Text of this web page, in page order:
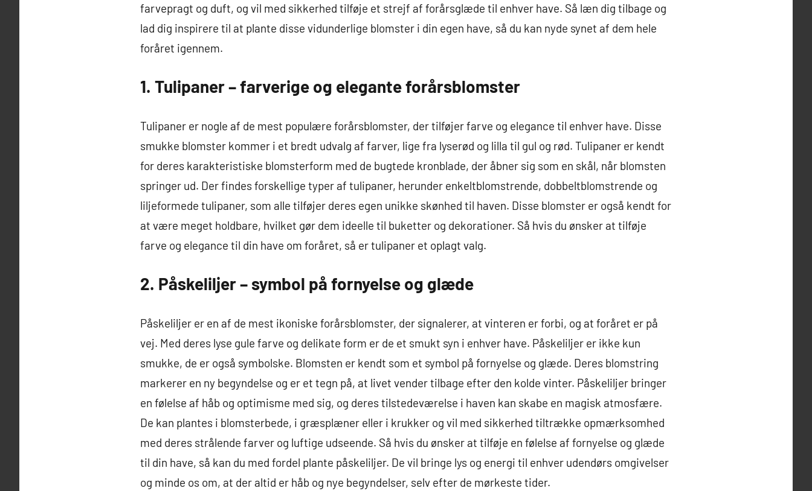
farvepragt og duft, og vil med sikkerhed tilføje et strejf af forårsglæde til enhver have. Så læn dig tilbage og
lad dig inspirere til at plante disse vidunderlige blomster i din egen have, så du kan nyde synet af dem hele
foråret igennem.
1. Tulipaner – farverige og elegante forårsblomster
Tulipaner er nogle af de mest populære forårsblomster, der tilføjer farve og elegance til enhver have. Disse
smukke blomster kommer i et bredt udvalg af farver, lige fra lyserød og lilla til gul og rød. Tulipaner er kendt
for deres karakteristiske blomsterform med de bugtede kronblade, der åbner sig som en skål, når blomsten
springer ud. Der findes forskellige typer af tulipaner, herunder enkeltblomstrende, dobbeltblomstrende og
liljeformede tulipaner, som alle tilføjer deres egen unikke skønhed til haven. Disse blomster er også kendt for
at være meget holdbare, hvilket gør dem ideelle til buketter og dekorationer. Så hvis du ønsker at tilføje
farve og elegance til din have om foråret, så er tulipaner et oplagt valg.
2. Påskeliljer – symbol på fornyelse og glæde
Påskeliljer er en af de mest ikoniske forårsblomster, der signalerer, at vinteren er forbi, og at foråret er på
vej. Med deres lyse gule farve og delikate form er de et smukt syn i enhver have. Påskeliljer er ikke kun
smukke, de er også symbolske. Blomsten er kendt som et symbol på fornyelse og glæde. Deres blomstring
markerer en ny begyndelse og er et tegn på, at livet vender tilbage efter den kolde vinter. Påskeliljer bringer
en følelse af håb og optimisme med sig, og deres tilstedeværelse i haven kan skabe en magisk atmosfære.
De kan plantes i blomsterbede, i græsplæner eller i krukker og vil med sikkerhed tiltrække opmærksomhed
med deres strålende farver og luftige udseende. Så hvis du ønsker at tilføje en følelse af fornyelse og glæde
til din have, så kan du med fordel plante påskeliljer. De vil bringe lys og energi til enhver udendørs omgivelser
og minde os om, at der altid er håb og nye begyndelser, selv efter de mørkeste tider.